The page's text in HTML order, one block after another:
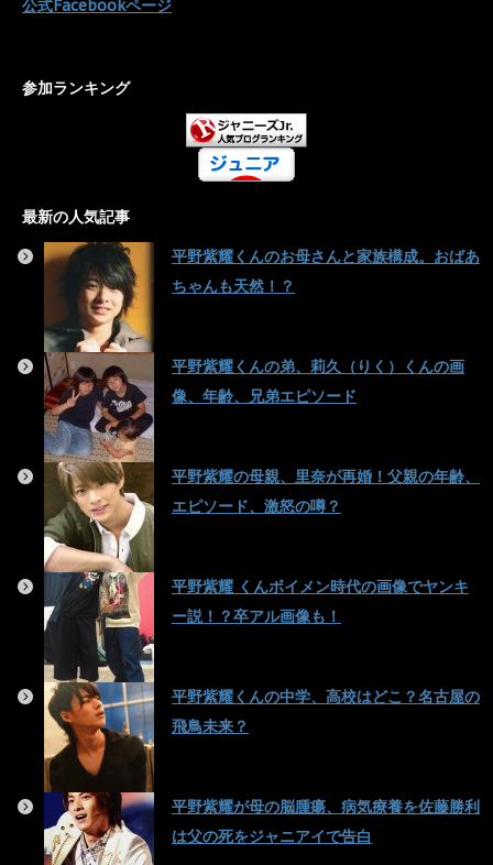
公式Facebookページ
参加ランキング
最新の人気記事
平野紫耀くんのお母さんと家族構成。おばあ
ちゃんも天然！？
平野紫耀くんの弟、莉久（りく）くんの画
像、年齢、兄弟エピソード
平野紫耀の母親、里奈が再婚！父親の年齢、
エピソード、激怒の噂？
平野紫耀 くんボイメン時代の画像でヤンキ
ー説！？卒アル画像も！
平野紫耀くんの中学、高校はどこ？名古屋の
飛鳥未来？
平野紫耀が母の脳腫瘍、病気療養を佐藤勝利
は父の死をジャニアイで告白